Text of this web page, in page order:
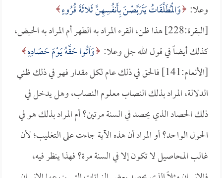
وعلا: وَالْمُطَلَّقَاتُ يَتَرَبَّصْنَ بِأَنفُسِهِنَّ ثَلاثَةَ قُرُوءٍ
[البقرة:228] هذا ظن، القرء المراد به الطهر أم المراد به الحيض،
كذلك أيضاً في قول الله جل وعلا: وَآتُوا حَقَّهُ يَوْمَ حَصَادِهِ
[الأنعام:141] فالحق في ذلك عام لكل مقدار فهو في ذلك ظني
الدلالة، المراد بذلك النصاب معلوم النصاب، وهل يدخل في
ذلك الحصاد الذي يحصد في السنة مرتين؟ أم المراد بذلك هو في
الحول الواحد؟ أو المراد أن هذه الآية جاءت على التغليب؛ لأن
غالب المحاصيل لا تكون إلا في السنة مرة؟ فهذا ينظر فيه،